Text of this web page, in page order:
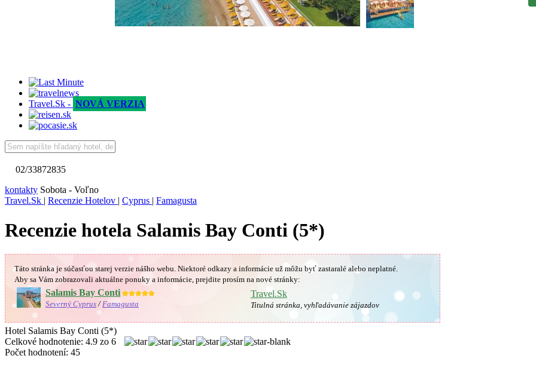
Travel.Sk - NOVÁ VERZIA
02/33872835
kontakty Sobota - Voľno
Travel.Sk | Recenzie Hotelov | Cyprus | Famagusta
Recenzie hotela Salamis Bay Conti (5*)
Táto stránka je súčasťou starej verzie nášho webu. Niektoré odkazy a informácie už môžu byť zastaralé alebo neplatné.
Aby sa Vám zobrazovali aktuálne ponuky a informácie, prejdite prosím na nové stránky:
Salamis Bay Conti★★★★★
Severný Cyprus/Famagusta
Travel.Sk
Titulná stránka, vyhľadávanie zájazdov
Hotel Salamis Bay Conti (5*)
Celkové hodnotenie: 4.9 zo 6
Počet hodnotení: 45